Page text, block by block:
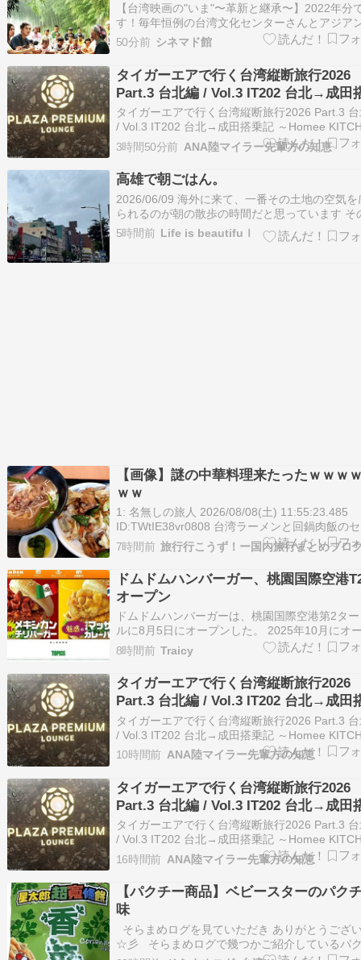
【台湾映画の"いま"〜革新と継承〜】2022年分
す！毎年恒例の台湾文化センターさんとアジア
ラダイスさん共同企画の上映＆トークイベント
す。（今はアジアンパラダイスさんは関わって
っしゃいません）2022年もオンライン上映だっ
な？よく申込みを忘れてしまうこの企画…でも
50分前 シネマド館
タイガーエアで行く台湾縦断旅行2026
Part.3 台北編 / Vol.3 IT202 台北→成田
記 ～Homee KITCHENとプラザプレミ
ウンジで旅を締めくくる～
タイガーエアで行く台湾縦断旅行2026 Part.3
/ Vol.3 IT202 台北→成田搭乗記 ～Homee
とプラザプレミアラウンジで旅を締めくくる～ -
comloy labo -walking around the world- 続きを
3時間50分前 ANA陸マイラー先輩方の知恵
高雄で朝ごはん。
2026/06/09 海外に来て、一番その土地の空気を
られるのが朝の散歩の時間だと思っています そ
に暮らす人たちの生活の音行き交う車やバスの
気、雨の匂い、太陽の光どこからともなく漂っ
5時間前 Life is beautifuｌ
【画像】謎の中華料理来たったｗｗｗ
ｗｗ
1: 名無しの旅人 2026/08/08(土) 11:55:23.485
ID:TWtIE38vr0808 台湾ラーメンと回鍋肉飯の
にしたぜ 930円だってさ安いね 引用元：
http://viper.2ch.sc/test/read.cgi/news4vip/
7時間前 旅行行こうず！ー国内旅行まとめブロ
ドムドムハンバーガー、桃園国際空港
オープン
ドムドムハンバーガーは、桃園国際空港第2タ
ルに8月5日にオープンした。 2025年10月にオ
した、台北市内中心部の新光三越の初号店に次
台湾2号店の出店となった。出発制限エリアに
る。 ドムドムフードサ […] 投稿 ドムドムハン
ー、桃園国際空港T2にオ…
8時間前 Traicy
タイガーエアで行く台湾縦断旅行2026
Part.3 台北編 / Vol.3 IT202 台北→成田
記 ～Homee KITCHENとプラザプレミ
ウンジで旅を締めくくる～
タイガーエアで行く台湾縦断旅行2026 Part.3
/ Vol.3 IT202 台北→成田搭乗記 ～Homee
とプラザプレミアラウンジで旅を締めくくる～ -
comloy labo -walking around the world- 続きを
10時間前 ANA陸マイラー先輩方の知恵
タイガーエアで行く台湾縦断旅行2026
Part.3 台北編 / Vol.3 IT202 台北→成田
記 ～Homee KITCHENとプラザプレミ
ウンジで旅を締めくくる～
タイガーエアで行く台湾縦断旅行2026 Part.3
/ Vol.3 IT202 台北→成田搭乗記 ～Homee
とプラザプレミアラウンジで旅を締めくくる～ -
comloy labo -walking around the world- 続きを
16時間前 ANA陸マイラー先輩方の知恵
【パクチー商品】ベビースターのパク
味
そらまめログを見ていただき ありがとうござ
☆彡 そらまめログで幾つかご紹介しているパ